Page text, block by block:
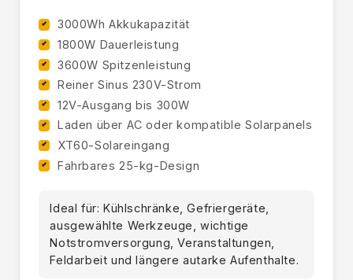
3000Wh Akkukapazität
1800W Dauerleistung
3600W Spitzenleistung
Reiner Sinus 230V-Strom
12V-Ausgang bis 300W
Laden über AC oder kompatible Solarpanels
XT60-Solareingang
Fahrbares 25-kg-Design
Ideal für: Kühlschränke, Gefriergeräte,
ausgewählte Werkzeuge, wichtige
Notstromversorgung, Veranstaltungen,
Feldarbeit und längere autarke Aufenthalte.